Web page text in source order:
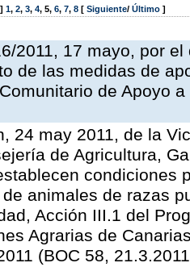
] 1, 2, 3, 4, 5, 6, 7, 8 [ Siguiente/ Último ]
2011, 17 mayo, por
de las medidas de
de Apoyo
24 may 2011, de la
de Agricultura,
condiciones
animales de razas
Acción III.1 del
Agrarias de
(BOC 58,